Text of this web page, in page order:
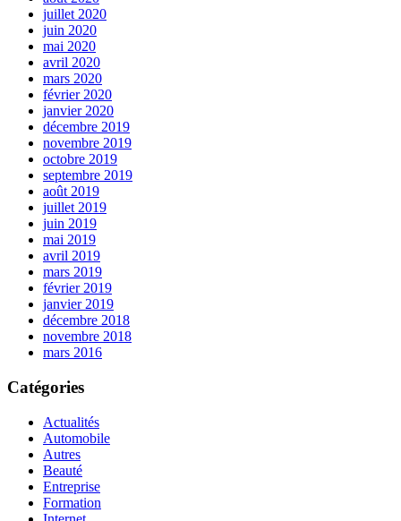
juillet 2020
juin 2020
mai 2020
avril 2020
mars 2020
février 2020
janvier 2020
décembre 2019
novembre 2019
octobre 2019
septembre 2019
août 2019
juillet 2019
juin 2019
mai 2019
avril 2019
mars 2019
février 2019
janvier 2019
décembre 2018
novembre 2018
mars 2016
Catégories
Actualités
Automobile
Autres
Beauté
Entreprise
Formation